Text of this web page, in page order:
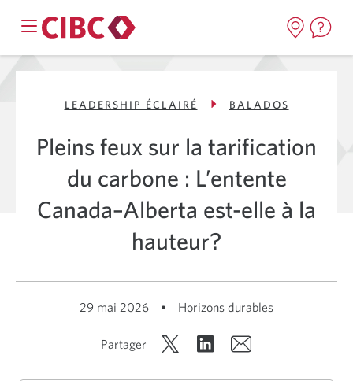
LEADERSHIP ÉCLAIRÉ BALADOS
Pleins feux sur la tarification
du carbone : L’entente
Canada–Alberta est-elle à la
hauteur?
29 mai 2026 • Horizons durables
Partager